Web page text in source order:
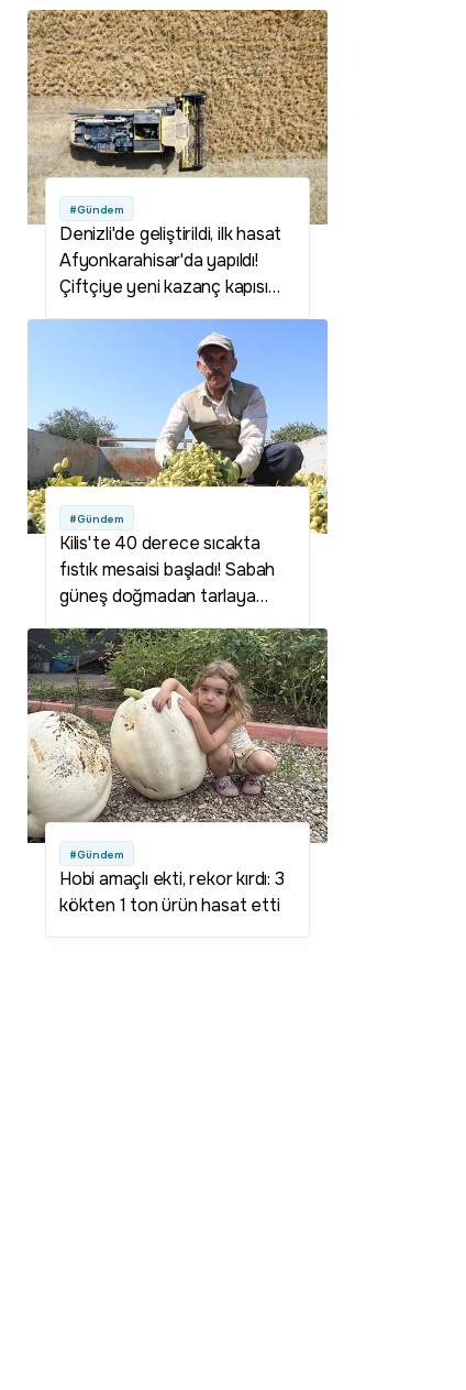
#Gündem
Denizli'de geliştirildi, ilk hasat
Afyonkarahisar'da yapıldı!
Çiftçiye yeni kazanç kapısı
#Gündem
Kilis'te 40 derece sıcakta
fıstık mesaisi başladı! Sabah
güneş doğmadan tarlaya
yüzünü güldürdü
#Gündem
Hobi amaçlı ekti, rekor kırdı: 3
kökten 1 ton ürün hasat etti